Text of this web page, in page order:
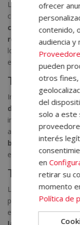
Los trastornos del
condiciones
comunicación, la
repetitivos. Los
los cambios,
emociones o lenguaje
Trastornos
Incluyen la
depresiónpueden
interés en
apetito y
bipolar
, los
extrema y depresión
Trastornos
Los trastornos del
para adquirir
escritura o el cálculo
ofrecer
contenido,
audiencia
pueden
otros fines,
del
solo a este
interés
en
retirar su
momento
Política de